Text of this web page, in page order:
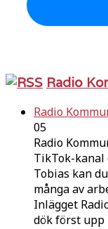
Radio
Radio
05
Radio
TikTok-kanal
Tobias kan
många av
Inlägget
dök först upp